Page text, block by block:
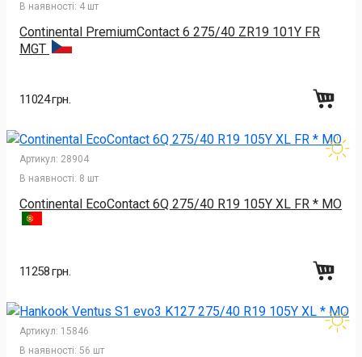
В наявності: 4 шт
Continental PremiumContact 6 275/40 ZR19 101Y FR
MGT
11024 грн.
Артикул: 28904
В наявності: 8 шт
Continental EcoContact 6Q 275/40 R19 105Y XL FR * MO
11258 грн.
Артикул: 15846
В наявності: 56 шт